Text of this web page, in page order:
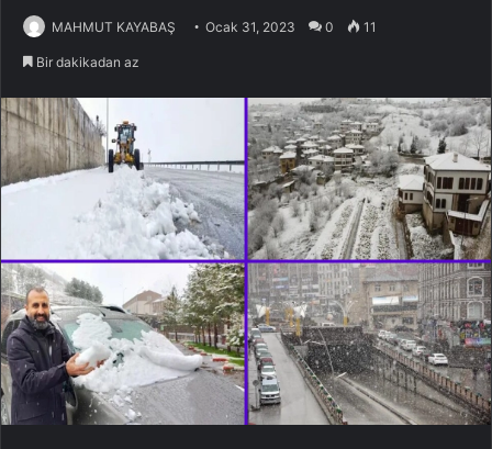
MAHMUT KAYABAŞ Ocak 31, 2023 0 11
Bir dakikadan az